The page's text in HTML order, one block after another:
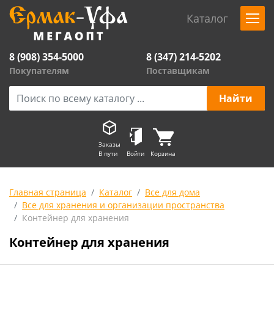
Каталог
8 (908) 354-5000
Покупателям
8 (347) 214-5202
Поставщикам
Заказы
В пути
Войти Корзина
Главная страница Каталог
Все для дома
Все для хранения и организации пространства
Контейнер для хранения
Контейнер для хранения